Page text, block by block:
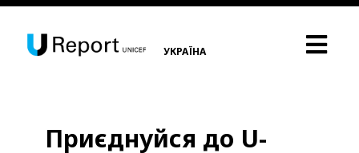
УКРАЇНА
Приєднуйся до U-